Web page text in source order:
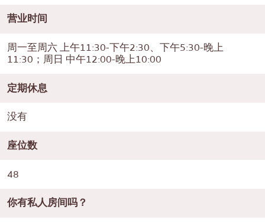
营业时间
周一至周六 上午11:30-下午2:30、下午5:30-晚上
11:30；周日 中午12:00-晚上10:00
定期休息
没有
座位数
48
你有私人房间吗？